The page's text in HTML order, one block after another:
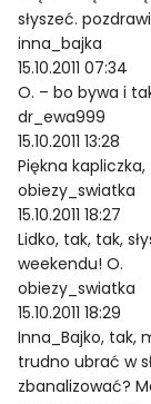
słyszeć.
inna_bajka
15.10.2011 07:34
O. – bo bywa i
dr_ewa999
15.10.2011 13:28
Piękna
obiezy_swiatka
15.10.2011 18:27
Lidko, tak, tak,
weekendu! O.
obiezy_swiatka
15.10.2011 18:29
Inna_Bajko, tak,
trudno ubrać w
zbanalizować?